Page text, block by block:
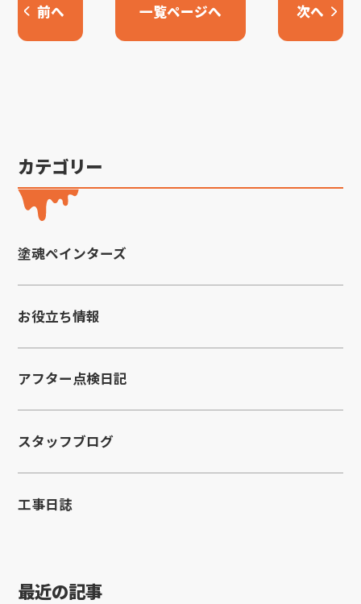
前へ 一覧ページへ 次へ
カテゴリー
塗魂ペインターズ
お役立ち情報
アフター点検日記
スタッフブログ
工事日誌
最近の記事